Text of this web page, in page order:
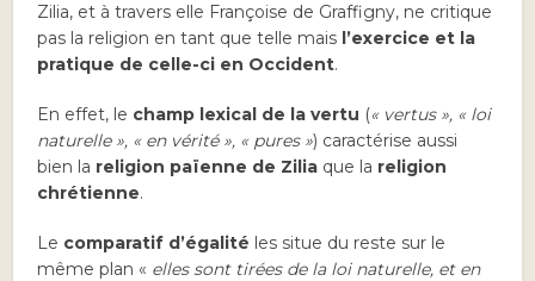
Zilia, et à travers elle Françoise de Graffigny, ne critique
pas la religion en tant que telle mais l’exercice et la
pratique de celle-ci en Occident.
En effet, le champ lexical de la vertu (« vertus », « loi
naturelle », « en vérité », « pures ») caractérise aussi
bien la religion païenne de Zilia que la religion
chrétienne.
Le comparatif d’égalité les situe du reste sur le
même plan « elles sont tirées de la loi naturelle, et en